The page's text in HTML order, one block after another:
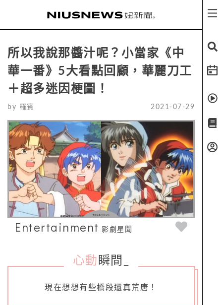
所以我說那醬汁呢？小當家《中
華一番》5大看點回顧，華麗刀工
＋超多迷因梗圖！
by 羅賓 2021-07-29
Entertainment 影劇星聞
心動 瞬間
現在想想有些橋段還真荒唐！